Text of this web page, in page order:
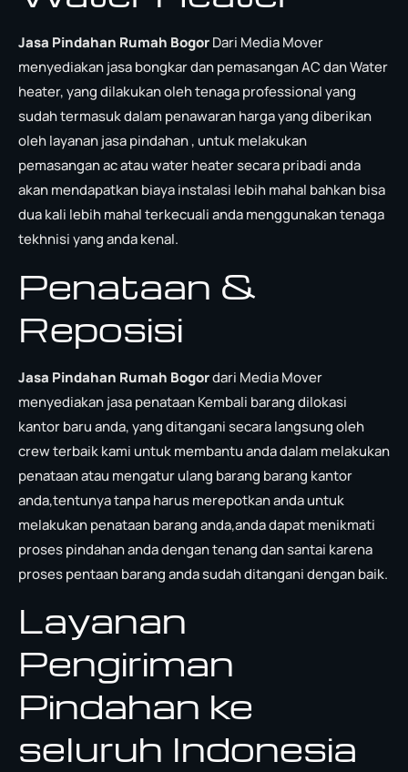
Jasa Pindahan Rumah BogorDari Media Mover
menyediakan jasa bongkar dan pemasangan AC dan Water
heater, yang dilakukan oleh tenaga professional yang
sudah termasuk dalam penawaran harga yang diberikan
oleh layanan jasa pindahan , untuk melakukan
pemasangan ac atau water heater secara pribadi anda
akan mendapatkan biaya instalasi lebih mahal bahkan bisa
dua kali lebih mahal terkecuali anda menggunakan tenaga
tekhnisi yang anda kenal.
Penataan &
Reposisi
Jasa Pindahan Rumah Bogordari Media Mover
menyediakan jasa penataan Kembali barang dilokasi
kantor baru anda, yang ditangani secara langsung oleh
crew terbaik kami untuk membantu anda dalam melakukan
penataan atau mengatur ulang barang barang kantor
anda,tentunya tanpa harus merepotkan anda untuk
melakukan penataan barang anda,anda dapat menikmati
proses pindahan anda dengan tenang dan santai karena
proses pentaan barang anda sudah ditangani dengan baik.
Layanan
Pengiriman
Pindahan ke
seluruh Indonesia